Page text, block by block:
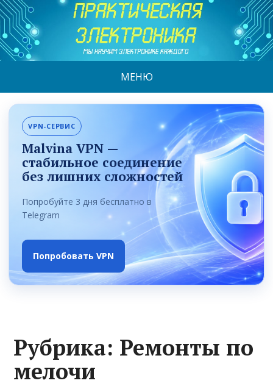
МЕНЮ
VPN-СЕРВИС
Malvina VPN —
стабильное соединение
без лишних сложностей
Попробуйте 3 дня бесплатно в
Telegram
Попробовать VPN
Рубрика: Ремонты по
мелочи